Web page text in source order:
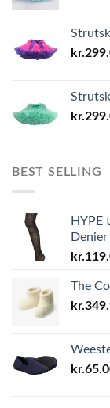
kr.
kr.
BEST SELLING
HYPE
kr.
The
kr.
kr.